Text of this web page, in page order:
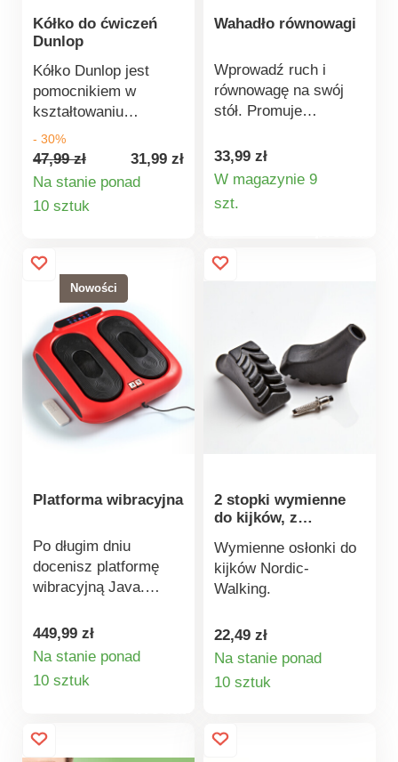
zestaw startowy.
torbą do
przenoszenia.
Kółko do ćwiczeń
Dunlop
Kółko Dunlop jest
pomocnikiem w
kształtowaniu
sylwetki. Doskonale
rozciąga mięśnie,
nadaje się również do
treningu siłowego.
Specjalnie
uchwyty z
antypoślizgową
powierzchnią
zapewniają wygodny
chwyt.
- 30%
47,99 zł
31,99 zł
Na stanie ponad
10 sztuk
Wahadło równowagi
Wprowadź ruch i
równowagę na swój
stół. Promuje
oryginalnym
elementem
przyciągającym wzrok
w domowym biurze
jako dekoracja biura
lub domowego
33,99 zł
W magazynie 9
szt.
Nowości
Platforma wibracyjna
Po długim dniu
docenisz platformę
wibracyjną Java.
masujące stymulują i
odświeżają stopy. 4
programy, którymi
można wygodnie
pilota. Miękkie
silikonowe nakładki na
449,99 zł
Na stanie ponad
10 sztuk
2 stopki wymienne
do kijków, z
Wymienne osłonki do
kijków Nordic-
Walking.
22,49 zł
Na stanie ponad
10 sztuk